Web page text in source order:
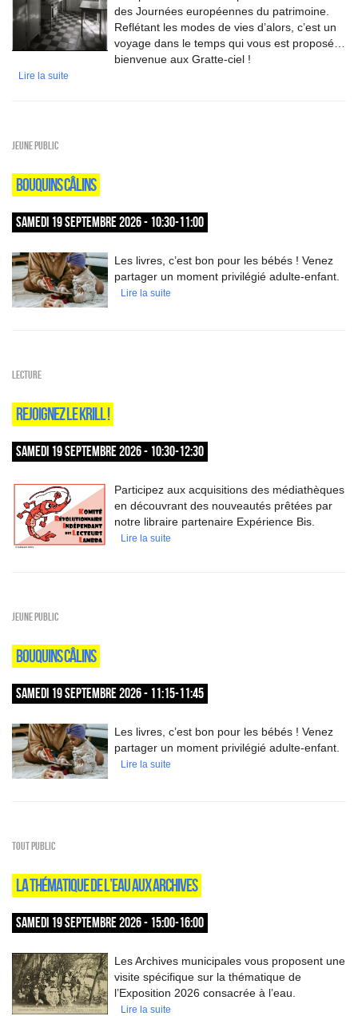
des Journées européennes du patrimoine.
Reflétant les modes de vies d’alors, c’est un
voyage dans le temps qui vous est proposé…
bienvenue aux Gratte-ciel !
Lire la suite
Jeune public
BOUQUINS CÂLINS
SAMEDI 19 SEPTEMBRE 2026 - 10:30-11:00
Les livres, c’est bon pour les bébés ! Venez
partager un moment privilégié adulte-enfant.
Lire la suite
Lecture
REJOIGNEZ LE KRILL !
SAMEDI 19 SEPTEMBRE 2026 - 10:30-12:30
Participez aux acquisitions des médiathèques
en découvrant des nouveautés prêtées par
notre libraire partenaire Expérience Bis.
Lire la suite
Jeune public
BOUQUINS CÂLINS
SAMEDI 19 SEPTEMBRE 2026 - 11:15-11:45
Les livres, c’est bon pour les bébés ! Venez
partager un moment privilégié adulte-enfant.
Lire la suite
Tout public
LA THÉMATIQUE DE L’EAU AUX ARCHIVES
SAMEDI 19 SEPTEMBRE 2026 - 15:00-16:00
Les Archives municipales vous proposent une
visite spécifique sur la thématique de
l’Exposition 2026 consacrée à l’eau.
Lire la suite